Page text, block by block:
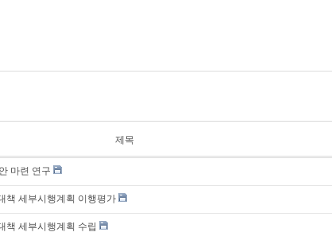
제목
마련 연구
책 세부시행계획 이행평가
책 세부시행계획 수립